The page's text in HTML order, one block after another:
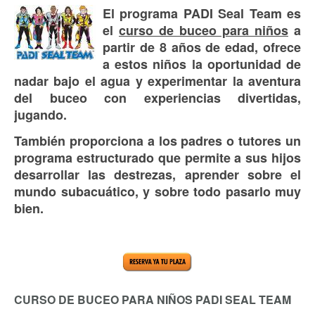
El programa PADI Seal Team es
el curso de buceo para niños a
partir de 8 años de edad, ofrece
a estos niños la oportunidad de
nadar bajo el agua y experimentar la aventura
del buceo con experiencias divertidas,
jugando.
También proporciona a los padres o tutores un
programa estructurado que permite a sus hijos
desarrollar las destrezas, aprender sobre el
mundo subacuático, y sobre todo pasarlo muy
bien.
CURSO DE BUCEO PARA NIÑOS PADI SEAL TEAM